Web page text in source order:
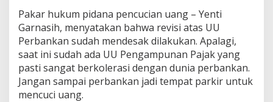
P
e
r
b
a
n
k
Pakar hukum pidana pencucian uang – Yenti
Garnasih, menyatakan bahwa revisi atas UU
Perbankan sudah mendesak dilakukan. Apalagi,
saat ini sudah ada UU Pengampunan Pajak yang
pasti sangat berkolerasi dengan dunia perbankan.
Jangan sampai perbankan jadi tempat parkir untuk
mencuci uang.